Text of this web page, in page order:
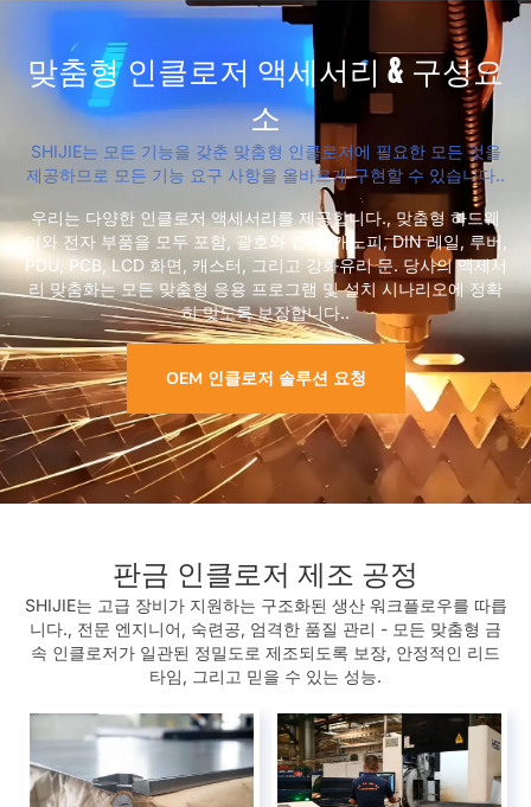
맞춤형 인클로저 액세서리 & 구성요
소
SHIJIE는 모든 기능을 갖춘 맞춤형 인클로저에 필요한 모든 것을
제공하므로 모든 기능 요구 사항을 올바르게 구현할 수 있습니다..
우리는 다양한 인클로저 액세서리를 제공합니다., 맞춤형 하드웨
어와 전자 부품을 모두 포함, 괄호와 같은, 캐노피, DIN 레일, 루버,
PDU, PCB, LCD 화면, 캐스터, 그리고 강화유리 문. 당사의 액세서
리 맞춤화는 모든 맞춤형 응용 프로그램 및 설치 시나리오에 정확
히 맞도록 보장합니다..
OEM 인클로저 솔루션 요청
판금 인클로저 제조 공정
SHIJIE는 고급 장비가 지원하는 구조화된 생산 워크플로우를 따릅
니다., 전문 엔지니어, 숙련공, 엄격한 품질 관리 - 모든 맞춤형 금
속 인클로저가 일관된 정밀도로 제조되도록 보장, 안정적인 리드
타임, 그리고 믿을 수 있는 성능.